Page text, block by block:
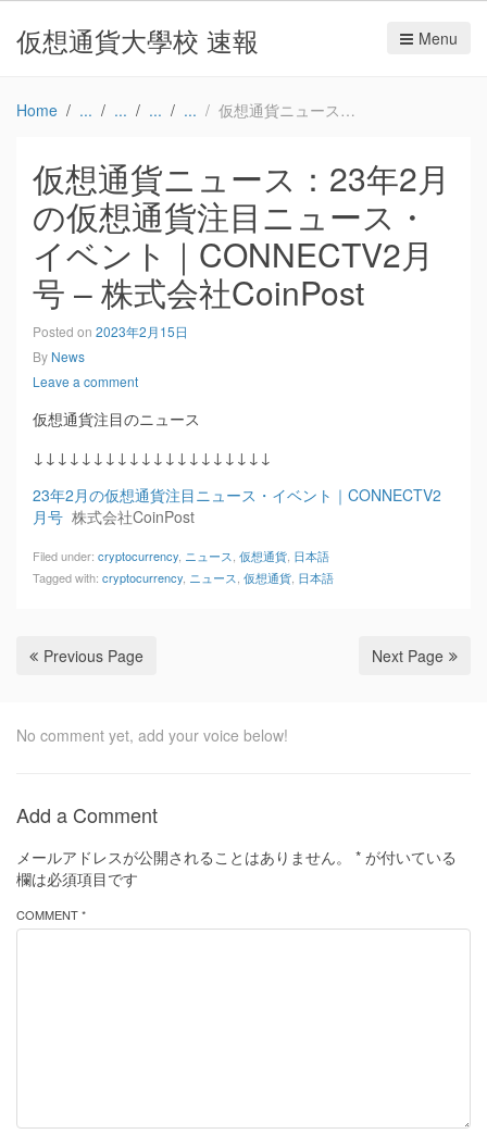
仮想通貨大學校 速報 Menu
Home 仮想通貨ニュース：23年2月の仮想通貨注目ニュース・イベント｜CONNECTV2月号 – 株式会社CoinPost
仮想通貨ニュース：23年2月
の仮想通貨注目ニュース・
イベント｜CONNECTV2月
号 – 株式会社CoinPost
Posted on 2023年2月15日
By News
Leave a comment
仮想通貨注目のニュース
↓↓↓↓↓↓↓↓↓↓↓↓↓↓↓↓↓↓↓↓
23年2月の仮想通貨注目ニュース・イベント｜CONNECTV2
月号 株式会社CoinPost
Filed under: cryptocurrency ニュース 仮想通貨 日本語
Tagged with: cryptocurrency ニュース 仮想通貨 日本語
Previous Page Next Page
No comment yet, add your voice below!
Add a Comment
メールアドレスが公開されることはありません。 * が付いている
欄は必須項目です
COMMENT *